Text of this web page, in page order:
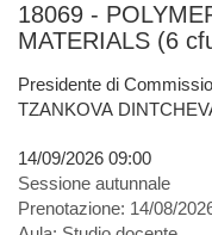
18069 -
MATERIALS (6
Presidente di
TZANKOVA
14/09/2026 09:00
Sessione autunnale
Prenotazione: 14/08/